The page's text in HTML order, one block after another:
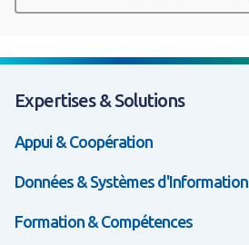
Expertises & Solutions
Appui & Coopération
Données & Systèmes d'Information
Formation & Compétences